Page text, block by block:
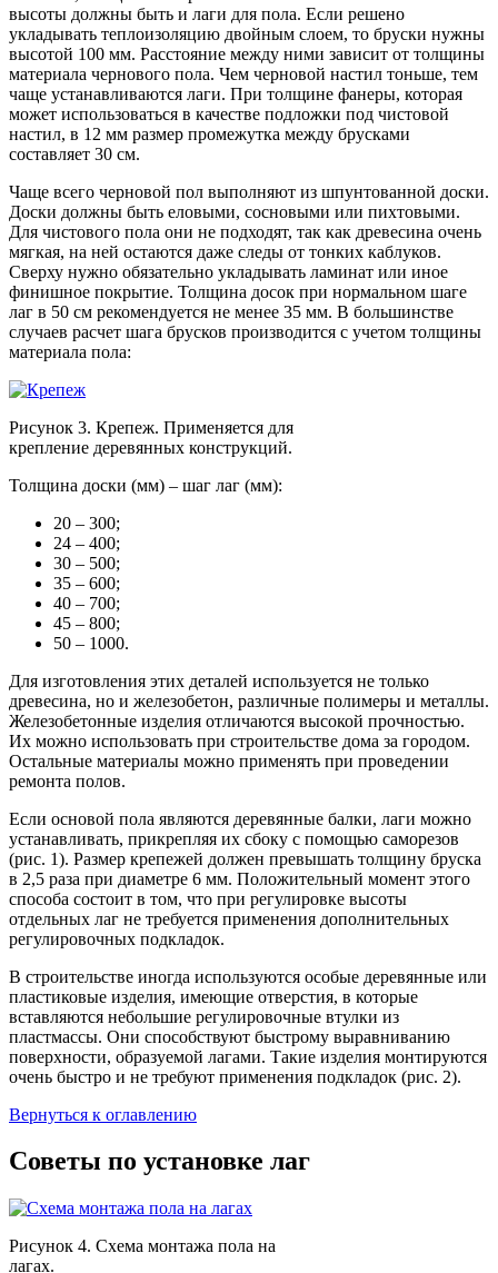
высоты должны быть и лаги для пола. Если решено
укладывать теплоизоляцию двойным слоем, то бруски нужны
высотой 100 мм. Расстояние между ними зависит от толщины
материала чернового пола. Чем черновой настил тоньше, тем
чаще устанавливаются лаги. При толщине фанеры, которая
может использоваться в качестве подложки под чистовой
настил, в 12 мм размер промежутка между брусками
составляет 30 см.
Чаще всего черновой пол выполняют из шпунтованной доски.
Доски должны быть еловыми, сосновыми или пихтовыми.
Для чистового пола они не подходят, так как древесина очень
мягкая, на ней остаются даже следы от тонких каблуков.
Сверху нужно обязательно укладывать ламинат или иное
финишное покрытие. Толщина досок при нормальном шаге
лаг в 50 см рекомендуется не менее 35 мм. В большинстве
случаев расчет шага брусков производится с учетом толщины
материала пола:
Рисунок 3. Крепеж. Применяется для
крепление деревянных конструкций.
Толщина доски (мм) – шаг лаг (мм):
20 – 300;
24 – 400;
30 – 500;
35 – 600;
40 – 700;
45 – 800;
50 – 1000.
Для изготовления этих деталей используется не только
древесина, но и железобетон, различные полимеры и металлы.
Железобетонные изделия отличаются высокой прочностью.
Их можно использовать при строительстве дома за городом.
Остальные материалы можно применять при проведении
ремонта полов.
Если основой пола являются деревянные балки, лаги можно
устанавливать, прикрепляя их сбоку с помощью саморезов
(рис. 1). Размер крепежей должен превышать толщину бруска
в 2,5 раза при диаметре 6 мм. Положительный момент этого
способа состоит в том, что при регулировке высоты
отдельных лаг не требуется применения дополнительных
регулировочных подкладок.
В строительстве иногда используются особые деревянные или
пластиковые изделия, имеющие отверстия, в которые
вставляются небольшие регулировочные втулки из
пластмассы. Они способствуют быстрому выравниванию
поверхности, образуемой лагами. Такие изделия монтируются
очень быстро и не требуют применения подкладок (рис. 2).
Вернуться к оглавлению
Советы по установке лаг
Рисунок 4. Схема монтажа пола на
лагах.